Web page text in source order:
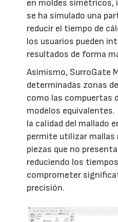
en moldes simétricos,
se ha simulado una
reducir el tiempo de
los usuarios pueden
resultados de forma
Asimismo, SurroGate
determinadas zonas
como las compuertas
modelos
la calidad del mallado
permite utilizar mallas
piezas que no
reduciendo los
comprometer
precisión.